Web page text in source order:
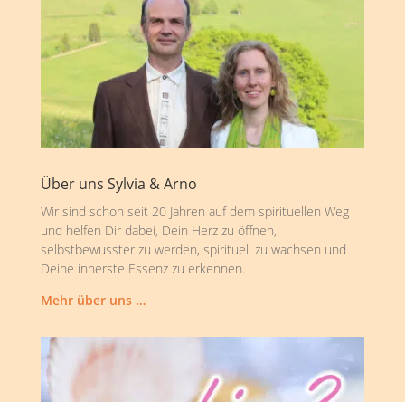
Über uns Sylvia & Arno
Wir sind schon seit 20 Jahren auf dem spirituellen Weg
und helfen Dir dabei, Dein Herz zu öffnen,
selbstbewusster zu werden, spirituell zu wachsen und
Deine innerste Essenz zu erkennen.
Mehr über uns …